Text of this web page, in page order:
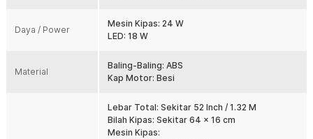
Udara Sejuk dan Merata ke Seluruh Ruangan
aerodinamis untuk menghasilkan aliran udara yang lebih luas dan
merata. Sirkulasi udara yang optimal membantu menjaga
mengganggu. Cocok digunakan pada ruang tamu, ruang keluarga,
kamar tidur, hingga ruang makan.
Daya / Power
Mesin Kipas: 24 W
LED: 18 W
Material
Baling-Baling: ABS
Kap Motor: Besi
Lebar Total: Sekitar 52 Inch / 1.32 M
Bilah Kipas: Sekitar 64 x 16 cm
Mesin Kipas: